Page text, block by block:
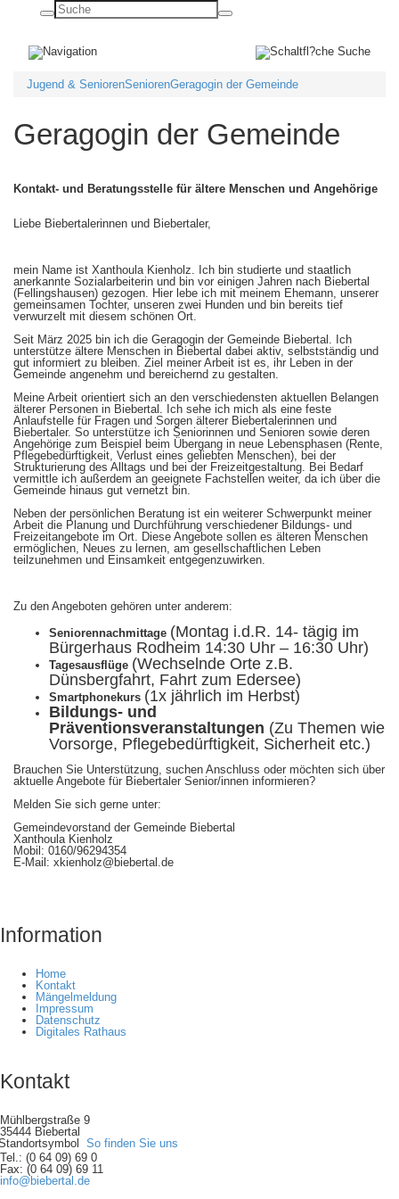
Basisnavigation
ein-/ausblenden
Jugend & SeniorenSeniorenGeragogin der Gemeinde
Geragogin der Gemeinde
Kontakt- und Beratungsstelle für ältere Menschen und Angehörige
Liebe Biebertalerinnen und Biebertaler,
mein Name ist Xanthoula Kienholz. Ich bin studierte und staatlich
anerkannte Sozialarbeiterin und bin vor einigen Jahren nach Biebertal
(Fellingshausen) gezogen. Hier lebe ich mit meinem Ehemann, unserer
gemeinsamen Tochter, unseren zwei Hunden und bin bereits tief
verwurzelt mit diesem schönen Ort.
Seit März 2025 bin ich die Geragogin der Gemeinde Biebertal. Ich
unterstütze ältere Menschen in Biebertal dabei aktiv, selbstständig und
gut informiert zu bleiben. Ziel meiner Arbeit ist es, ihr Leben in der
Gemeinde angenehm und bereichernd zu gestalten.
Meine Arbeit orientiert sich an den verschiedensten aktuellen Belangen
älterer Personen in Biebertal. Ich sehe ich mich als eine feste
Anlaufstelle für Fragen und Sorgen älterer Biebertalerinnen und
Biebertaler. So unterstütze ich Seniorinnen und Senioren sowie deren
Angehörige zum Beispiel beim Übergang in neue Lebensphasen (Rente,
Pflegebedürftigkeit, Verlust eines geliebten Menschen), bei der
Strukturierung des Alltags und bei der Freizeitgestaltung. Bei Bedarf
vermittle ich außerdem an geeignete Fachstellen weiter, da ich über die
Gemeinde hinaus gut vernetzt bin.
Neben der persönlichen Beratung ist ein weiterer Schwerpunkt meiner
Arbeit die Planung und Durchführung verschiedener Bildungs- und
Freizeitangebote im Ort. Diese Angebote sollen es älteren Menschen
ermöglichen, Neues zu lernen, am gesellschaftlichen Leben
teilzunehmen und Einsamkeit entgegenzuwirken.
Zu den Angeboten gehören unter anderem:
Seniorennachmittage (Montag i.d.R. 14- tägig im
Bürgerhaus Rodheim 14:30 Uhr – 16:30 Uhr)
Tagesausflüge (Wechselnde Orte z.B.
Dünsbergfahrt, Fahrt zum Edersee)
Smartphonekurs (1x jährlich im Herbst)
Bildungs- und
Präventionsveranstaltungen (Zu Themen wie
Vorsorge, Pflegebedürftigkeit, Sicherheit etc.)
Brauchen Sie Unterstützung, suchen Anschluss oder möchten sich über
aktuelle Angebote für Biebertaler Senior/innen informieren?
Melden Sie sich gerne unter:
Gemeindevorstand der Gemeinde Biebertal
Xanthoula Kienholz
Mobil: 0160/96294354
E-Mail: xkienholz@biebertal.de
Information
Home
Kontakt
Mängelmeldung
Impressum
Datenschutz
Digitales Rathaus
Kontakt
Mühlbergstraße 9
35444 Biebertal
So finden Sie uns
Tel.: (0 64 09) 69 0
Fax: (0 64 09) 69 11
info@biebertal.de